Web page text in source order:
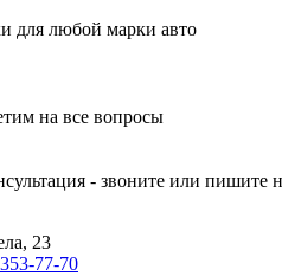
для любой марки авто
на все вопросы
- звоните или
23
77-70